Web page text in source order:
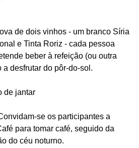
de dois vinhos - um branco Síria
e Tinta Roriz - cada pessoa
beber à refeição (ou outra
desfrutar do pôr-do-sol.
de jantar
se os participantes a
para tomar café, seguido da
do céu noturno.